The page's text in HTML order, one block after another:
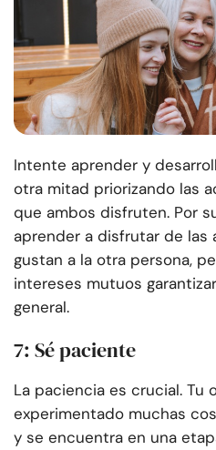
Intente aprender y
otra mitad priorizando las
que ambos disfruten. Por
aprender a disfrutar de las
gustan a la otra persona,
intereses mutuos
general.
7: Sé paciente
La paciencia es crucial. Tu
experimentado muchas
y se encuentra en una